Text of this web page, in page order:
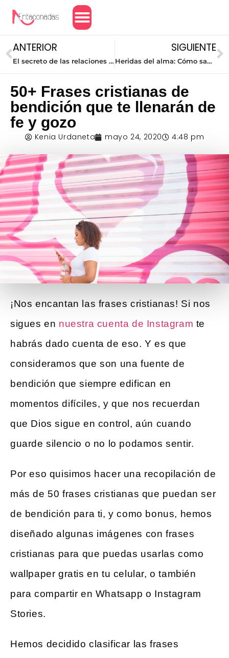
ANTERIOR
El secreto de las relaciones duraderas
SIGUIENTE
Heridas del alma: Cómo sanarlas y aceptar las cicatrices
50+ Frases cristianas de
bendición que te llenarán de
fe y gozo
Kenia Urdaneta mayo 24, 2020 4:48 pm
¡Nos encantan las frases cristianas! Si nos
sigues en nuestra cuenta de Instagram te
habrás dado cuenta de eso. Y es que
consideramos que son una fuente de
bendición que siempre edifican en
momentos difíciles, y que nos recuerdan
que Dios sigue en control, aún cuando
guarde silencio o no lo podamos sentir.
Por eso quisimos hacer una recopilación de
más de 50 frases cristianas que puedan ser
de bendición para ti, y como bonus, hemos
diseñado algunas imágenes con frases
cristianas para que puedas usarlas como
wallpaper gratis en tu celular, o también
para compartir en Whatsapp o Instagram
Stories.
Hemos decidido clasificar las frases